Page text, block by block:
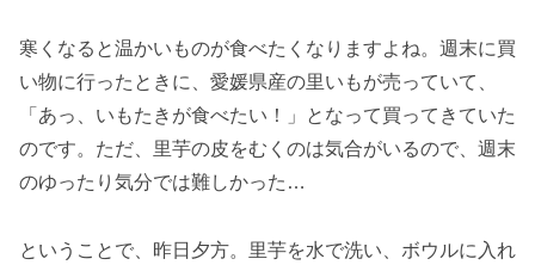
寒くなると温かいものが食べたくなりますよね。週末に買
い物に行ったときに、愛媛県産の里いもが売っていて、
「あっ、いもたきが食べたい！」となって買ってきていた
のです。ただ、里芋の皮をむくのは気合がいるので、週末
のゆったり気分では難しかった…
ということで、昨日夕方。里芋を水で洗い、ボウルに入れ